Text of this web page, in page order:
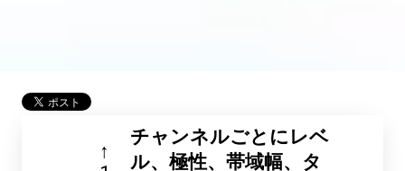
↑
チャンネルごとにレベ
ル、極性、帯域幅、タ